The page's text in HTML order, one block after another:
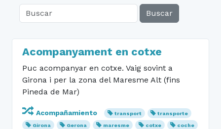
Buscar
Acompanyament en cotxe
Puc acompanyar en cotxe. Vaig sovint a
Girona i per la zona del Maresme Alt (fins
Pineda de Mar)
Acompañamiento transport
transporte
Girona
Gerona maresme cotxe coche